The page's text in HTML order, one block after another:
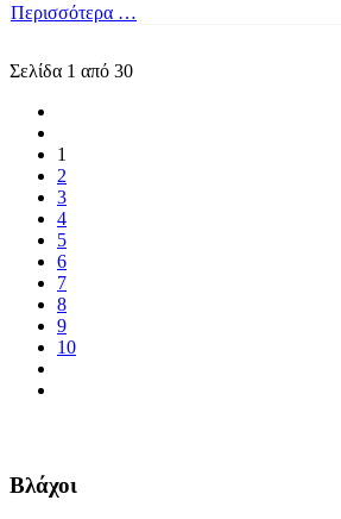
Περισσότερα …
Σελίδα 1 από 30
1
2
3
4
5
6
7
8
9
10
Βλάχοι